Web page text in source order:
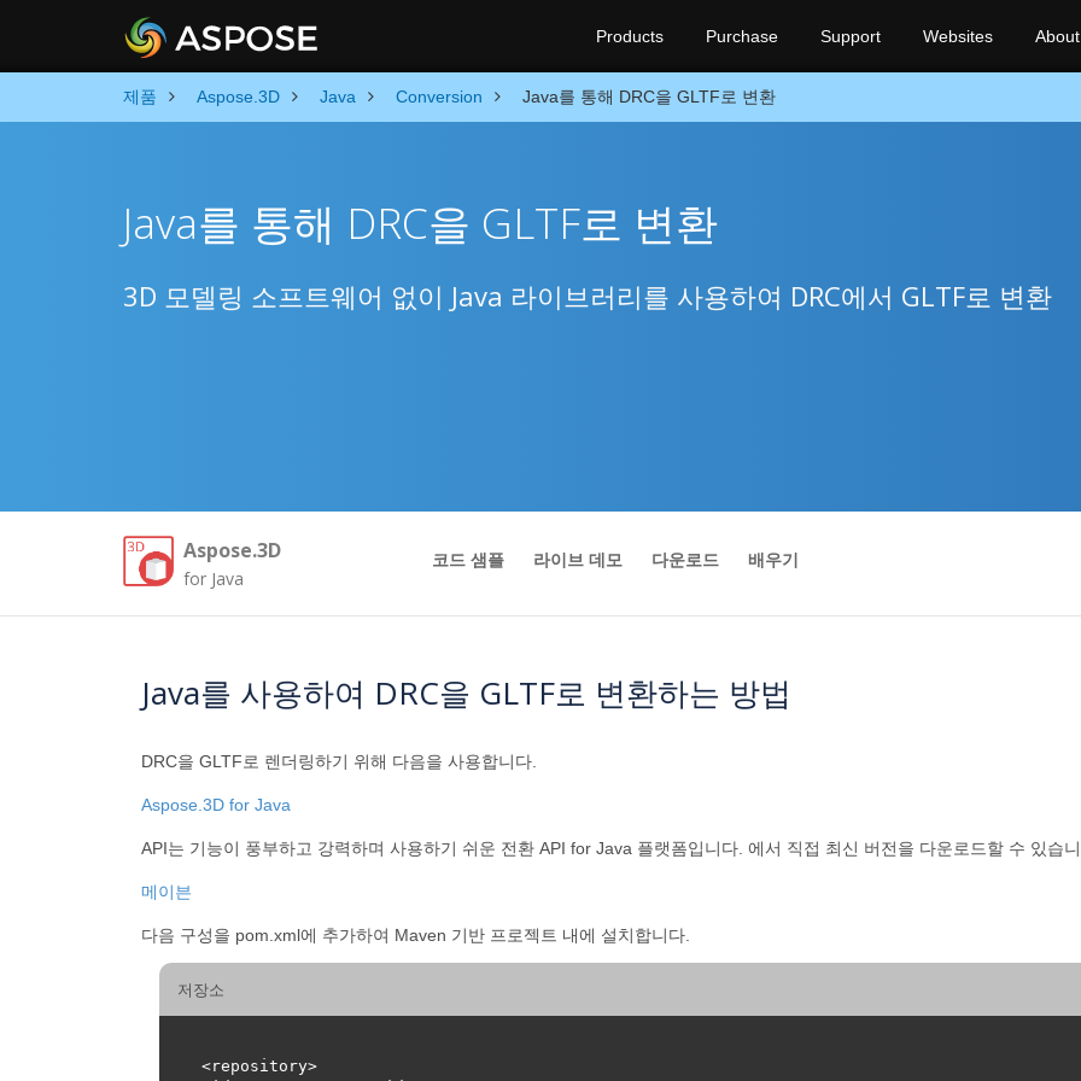
Products Purchase Support Websites About
제품 Aspose.3D Java Conversion Java를 통해 DRC을 GLTF로 변환
Java를 통해 DRC을 GLTF로 변환
3D 모델링 소프트웨어 없이 Java 라이브러리를 사용하여 DRC에서 GLTF로 변환
Aspose.3D
for Java
코드 샘플 라이브 데모 다운로드 배우기
Java를 사용하여 DRC을 GLTF로 변환하는 방법
DRC을 GLTF로 렌더링하기 위해 다음을 사용합니다.
Aspose.3D for Java
API는 기능이 풍부하고 강력하며 사용하기 쉬운 전환 API for Java 플랫폼입니다. 에서 직접 최신 버전을 다운로드할 수 있습
메이븐
다음 구성을 pom.xml에 추가하여 Maven 기반 프로젝트 내에 설치합니다.
저장소